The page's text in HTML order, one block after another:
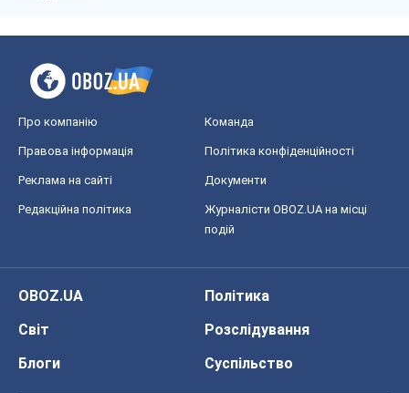
Про компанію Команда
Правова інформація Політика конфіденційності
Реклама на сайті Документи
Редакційна політика
Журналісти OBOZ.UA на місці
подій
OBOZ.UA
Політика
Світ
Розслідування
Блоги
Суспільство